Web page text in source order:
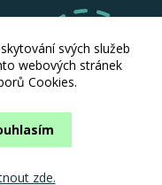
svých služeb
webových stránek
Cookies.
zde.